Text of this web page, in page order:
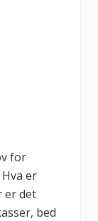
for
er
er det
bed